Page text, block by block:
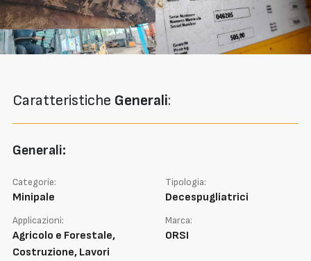
Caratteristiche Generali:
Generali:
Categorie:
Minipale
Tipologia:
Decespugliatrici
Applicazioni:
Agricolo e Forestale,
Costruzione, Lavori
Marca:
ORSI